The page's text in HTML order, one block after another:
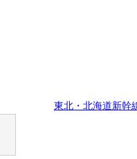
東北・北海道新幹